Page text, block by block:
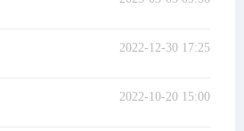
2022-12-30 17:25
2022-10-20 15:00